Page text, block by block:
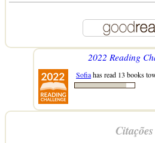
2022 Reading
Sofiahas read 13 books
Citações